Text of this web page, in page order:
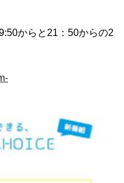
からと21：50からの2